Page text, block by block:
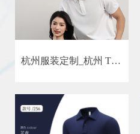
杭州服装定制_杭州 T 恤定制_杭州文化衫定制 - 浙江来恩凯娅 T 恤衫厂